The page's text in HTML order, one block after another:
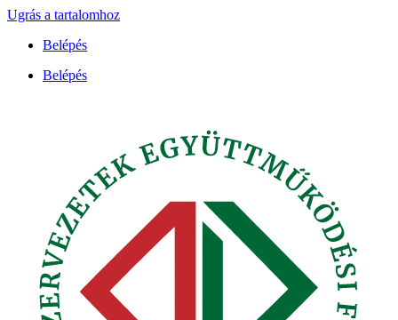
Ugrás a tartalomhoz
Belépés
Belépés